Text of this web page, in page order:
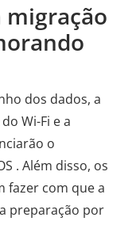
migração
dos dados, a
Wi-Fi e a
o
. Além disso, os
fazer com que a
preparação por